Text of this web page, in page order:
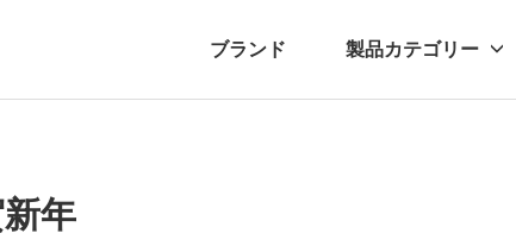
ブランド 製品カテゴリー
年